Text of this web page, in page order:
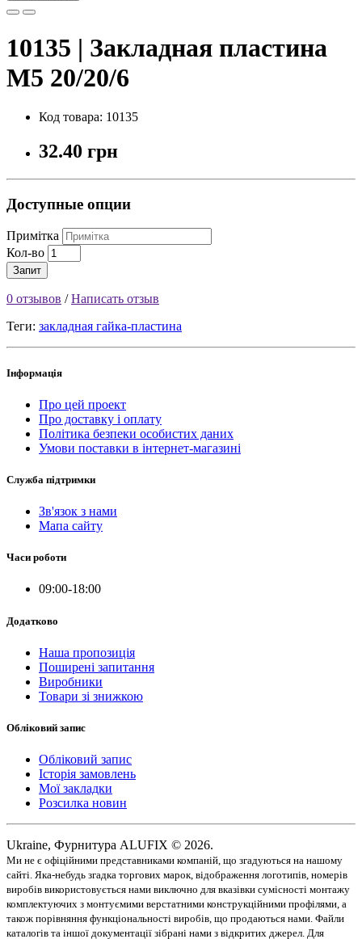
10135 | Закладная пластина
М5 20/20/6
Код товара: 10135
32.40 грн
Доступные опции
Примітка
Кол-во
Запит
0 отзывов /Написать отзыв
Теги: закладная гайка-пластина
Інформація
Про цей проект
Про доставку і оплату
Політика безпеки особистих даних
Умови поставки в інтернет-магазині
Служба підтримки
Зв'язок з нами
Мапа сайту
Часи роботи
09:00-18:00
Додатково
Наша пропозиція
Поширені запитання
Виробники
Товари зі знижкою
Обліковий запис
Обліковий запис
Історія замовлень
Мої закладки
Розсилка новин
Ukraine, Фурнитура ALUFIX © 2026.
Ми не є офіційними представниками компаній, що згадуються на нашому
сайті. Яка-небудь згадка торгових марок, відображення логотипів, номерів
виробів використовується нами виключно для вказівки сумісності монтажу
комплектуючих з монтуємими верстатними конструкційними профілями, а
також порівняння функціональності виробів, що продаються нами. Файли
каталогів та іншої документації зібрані нами з відкритих джерел. Для